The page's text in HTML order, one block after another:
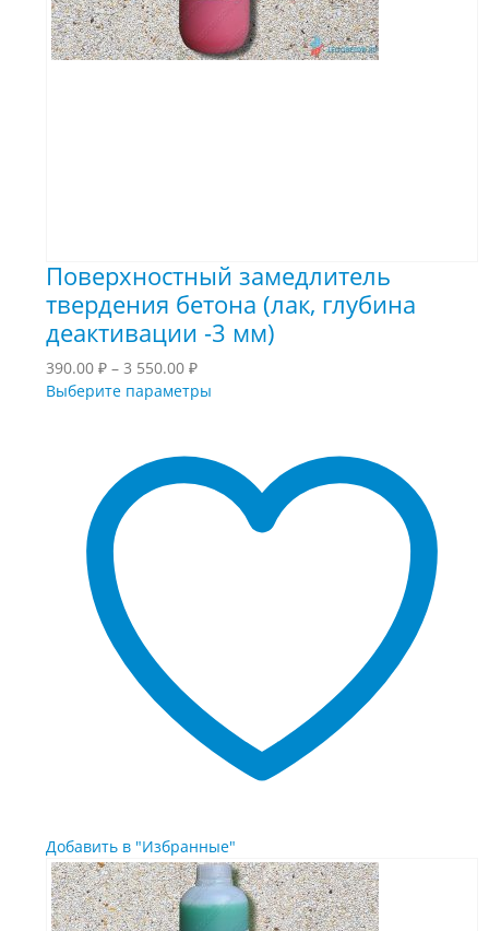
Поверхностный замедлитель
твердения бетона (лак, глубина
деактивации -3 мм)
390.00 ₽ – 3 550.00 ₽Диапазон
цен:
3
550.00 ₽
Выберите параметры
несколько
вариаций.
Опции
можно
Добавить в "Избранные"